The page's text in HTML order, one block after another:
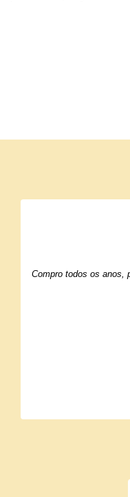
Compro todos os anos,